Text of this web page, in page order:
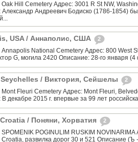
Oak Hill Cemetery Адрес: 3001 R St NW,
Андреевич Бодиско (1786-1854)
USA / Аннаполис, США 2
Annapolis National Cemetery Адрес: 800 West
G, могила 2420 Описание: 28-го января
/ Виктория, Сейшелы 2
Mont Fleuri Cemetery Адрес: Mont Fleuri,
декабре 2015 г. впервые за 99 лет
/ Поняни, Хорватия 2
POGINULIM RUSKIM
Croatia, развилка дорог 30 и 521 Описание (Ъ